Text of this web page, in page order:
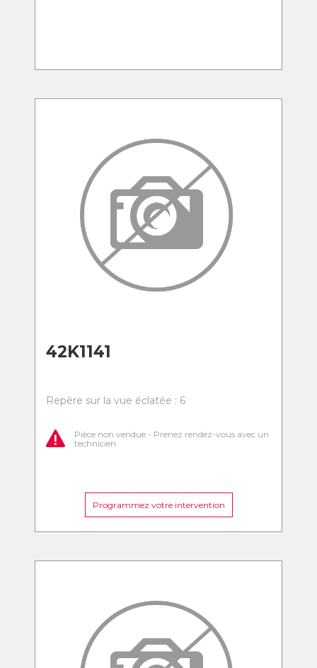
42K1141
Repère sur la vue éclatée : 6
Pièce non vendue - Prenez rendez-vous avec un
technicien
Programmez votre intervention